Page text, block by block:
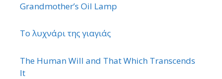
Grandmother’s Oil Lamp
Το λυχνάρι της γιαγιάς
The Human Will and That Which Transcends
It